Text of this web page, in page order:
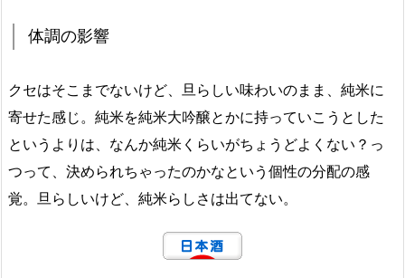
体調の影響
クセはそこまでないけど、旦らしい味わいのまま、純米に
寄せた感じ。純米を純米大吟醸とかに持っていこうとした
というよりは、なんか純米くらいがちょうどよくない？っ
つって、決められちゃったのかなという個性の分配の感
覚。旦らしいけど、純米らしさは出てない。